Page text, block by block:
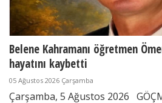
Belene Kahramanı öğretmen
hayatını kaybetti
05 Ağustos 2026 Çarşamba
Çarşamba, 5 Ağustos 2026